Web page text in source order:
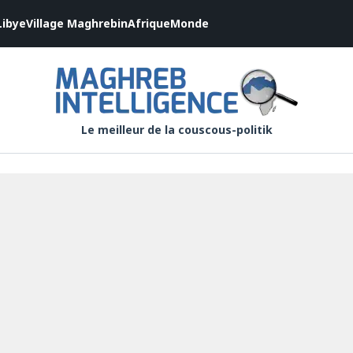
Village MaghrebinAfriqueMonde
Le meilleur de la couscous-politik